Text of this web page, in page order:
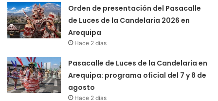
Orden de presentación del Pasacalle
de Luces de la Candelaria 2026 en
Arequipa
Hace 2 días
Pasacalle de Luces de la Candelaria en
Arequipa: programa oficial del 7 y 8 de
agosto
Hace 2 días